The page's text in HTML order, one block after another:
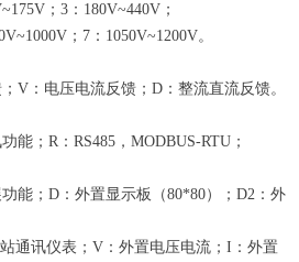
；3：180V~440V；
；7：1050V~1200V。
V：电压电流反馈；D：整流直流反馈。
能；R：RS485，MODBUS-RTU；
能；D：外置显示板（80*80）；D2：外
站通讯仪表；V：外置电压电流；I：外置